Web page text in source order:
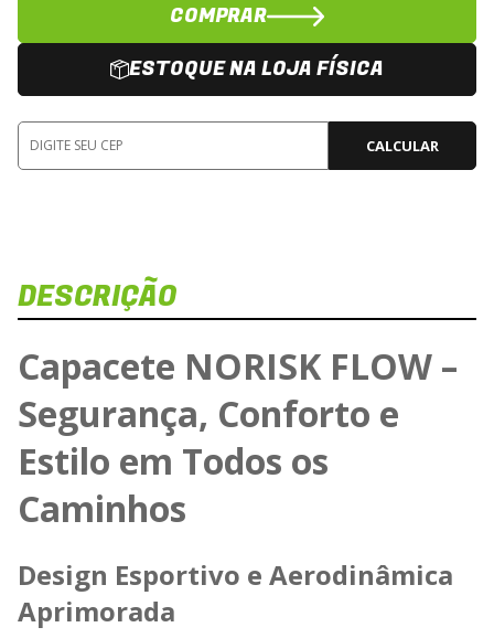
COMPRAR
ESTOQUE NA LOJA FÍSICA
CALCULAR
DESCRIÇÃO
Capacete NORISK FLOW –
Segurança, Conforto e
Estilo em Todos os
Caminhos
Design Esportivo e Aerodinâmica
Aprimorada